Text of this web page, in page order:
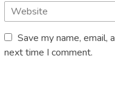
Save my name,
next time I comment.